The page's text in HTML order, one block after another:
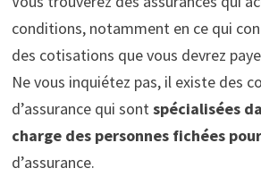
conditions, notamment en ce qui
des cotisations que vous devrez
Ne vous inquiétez pas, il existe des
d’assurance qui sontspécialisées
charge des personnes fichées
d’assurance.